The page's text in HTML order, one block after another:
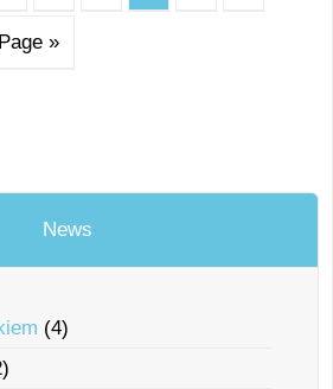
»
News
(4)